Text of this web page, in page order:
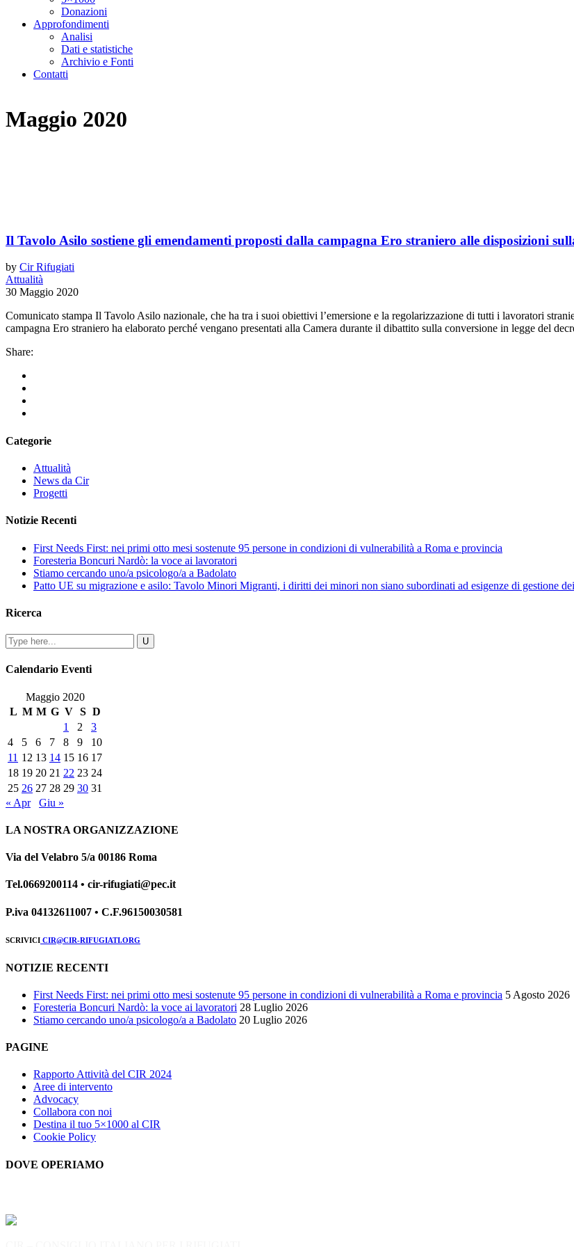
Donazioni
Approfondimenti
Analisi
Dati e statistiche
Archivio e Fonti
Contatti
Maggio 2020
Il Tavolo Asilo sostiene gli emendamenti proposti dalla campagna Ero straniero alle disposizioni
by Cir Rifugiati
Attualità
30 Maggio 2020
Comunicato stampa Il Tavolo Asilo nazionale, che ha tra i suoi obiettivi l’emersione e la regolarizzazione di tutti i lavoratori
campagna Ero straniero ha elaborato perché vengano presentati alla Camera durante il dibattito sulla conversione in legge del
Share:
Categorie
Attualità
News da Cir
Progetti
Notizie Recenti
First Needs First: nei primi otto mesi sostenute 95 persone in condizioni di vulnerabilità a Roma e provincia
Foresteria Boncuri Nardò: la voce ai lavoratori
Stiamo cercando uno/a psicologo/a a Badolato
Patto UE su migrazione e asilo: Tavolo Minori Migranti, i diritti dei minori non siano subordinati ad esigenze di gestione
Ricerca
Calendario Eventi
Maggio 2020
L M M G V S D
1
2
3
4
5 6 7 8 9
10
11 12 13 14 15 16 17
18 19 20 21 22 23 24
25 26 27 28 29 30 31
« Apr
Giu »
LA NOSTRA ORGANIZZAZIONE
Via del Velabro 5/a 00186 Roma
Tel.0669200114 • cir-rifugiati@pec.it
P.iva 04132611007 • C.F.96150030581
SCRIVICI CIR@CIR-RIFUGIATI.ORG
NOTIZIE RECENTI
First Needs First: nei primi otto mesi sostenute 95 persone in condizioni di vulnerabilità a Roma e provincia 5 Agosto 2026
Foresteria Boncuri Nardò: la voce ai lavoratori 28 Luglio 2026
Stiamo cercando uno/a psicologo/a a Badolato 20 Luglio 2026
PAGINE
Rapporto Attività del CIR 2024
Aree di intervento
Advocacy
Collabora con noi
Destina il tuo 5×1000 al CIR
Cookie Policy
DOVE OPERIAMO